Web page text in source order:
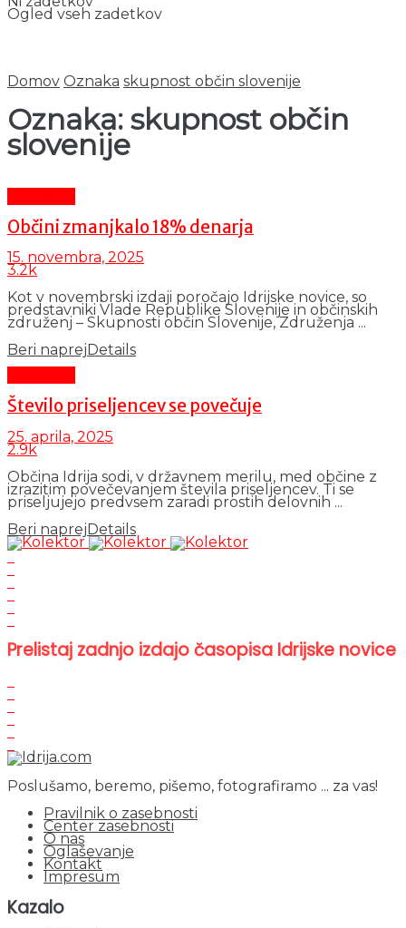
Ogled vseh zadetkov
Domov Oznaka skupnost občin slovenije
Oznaka: skupnost občin
slovenije
Občini zmanjkalo 18% denarja
15. novembra, 2025
3.2k
Kot v novembrski izdaji poročajo Idrijske novice, so
predstavniki Vlade Republike Slovenije in občinskih
združenj – Skupnosti občin Slovenije, Združenja ...
Beri naprej Details
Število priseljencev se povečuje
25. aprila, 2025
2.9k
Občina Idrija sodi, v državnem merilu, med občine z
izrazitim povečevanjem števila priseljencev. Ti se
priseljujejo predvsem zaradi prostih delovnih ...
Beri naprejDetails
Prelistaj zadnjo izdajo časopisa Idrijske novice
Poslušamo, beremo, pišemo, fotografiramo ... za vas!
Pravilnik o zasebnosti
Center zasebnosti
O nas
Oglaševanje
Kontakt
Impresum
Kazalo